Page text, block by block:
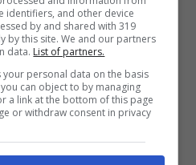
i fans che li
tanto affetto.
Grande Fratello
gli stivali di
identifiers, and other device
by and shared with 319
by this site. We and our partners
data. List of partners.
personal data on the basis
can object to by managing
a link at the bottom of this page
or withdraw consent in privacy